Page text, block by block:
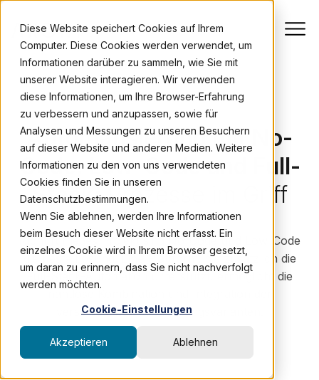
Diese Website speichert Cookies auf Ihrem
Computer. Diese Cookies werden verwendet, um
Informationen darüber zu sammeln, wie Sie mit
unserer Website interagieren. Wir verwenden
diese Informationen, um Ihre Browser-Erfahrung
zu verbessern und anzupassen, sowie für
Analysen und Messungen zu unseren Besuchern
auf dieser Website und anderen Medien. Weitere
Informationen zu den von uns verwendeten
Cookies finden Sie in unseren
Datenschutzbestimmungen.
Wenn Sie ablehnen, werden Ihre Informationen
beim Besuch dieser Website nicht erfasst. Ein
einzelnes Cookie wird in Ihrem Browser gesetzt,
um daran zu erinnern, dass Sie nicht nachverfolgt
werden möchten.
Cookie-Einstellungen
Akzeptieren Ablehnen
WHITEPAPER
Automatisierung mit No-
Code, Low-Code und Full-
Stack:Prozesse im Griff
Nicht für jedes Projekt sind No-Code und Low-Code
die beste Lösung. Eine Plattform, die zusätzlich die
Full-Stack-Automation unterstützt, ermöglicht die
verschiedenen Entwicklungsvarianten.